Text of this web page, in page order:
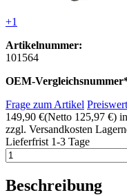
+1
Artikelnummer:
101564
OEM-
Frage zum Artikel
149,90 €(Netto 125,97 €)
zzgl. Versandkosten
Lieferfrist 1-3 Tage
Beschreibung